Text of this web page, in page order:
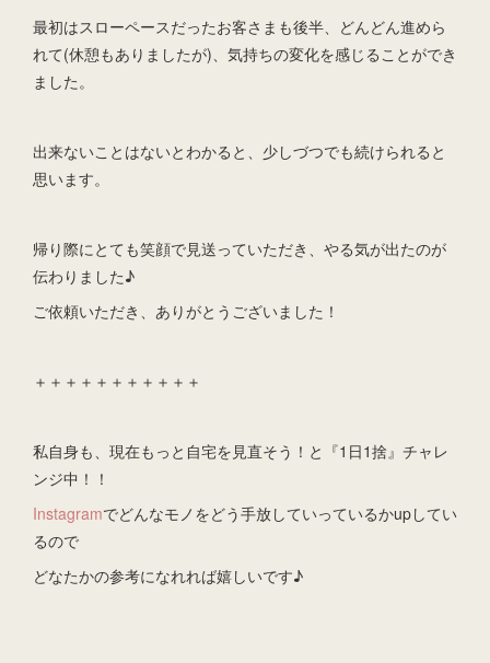
最初はスローペースだったお客さまも後半、どんどん進めら
れて(休憩もありましたが)、気持ちの変化を感じることができ
ました。
出来ないことはないとわかると、少しづつでも続けられると
思います。
帰り際にとても笑顔で見送っていただき、やる気が出たのが
伝わりました♪
ご依頼いただき、ありがとうございました！
＋＋＋＋＋＋＋＋＋＋＋
私自身も、現在もっと自宅を見直そう！と『1日1捨』チャレ
ンジ中！！
Instagramでどんなモノをどう手放していっているかupしてい
るので
どなたかの参考になれれば嬉しいです♪